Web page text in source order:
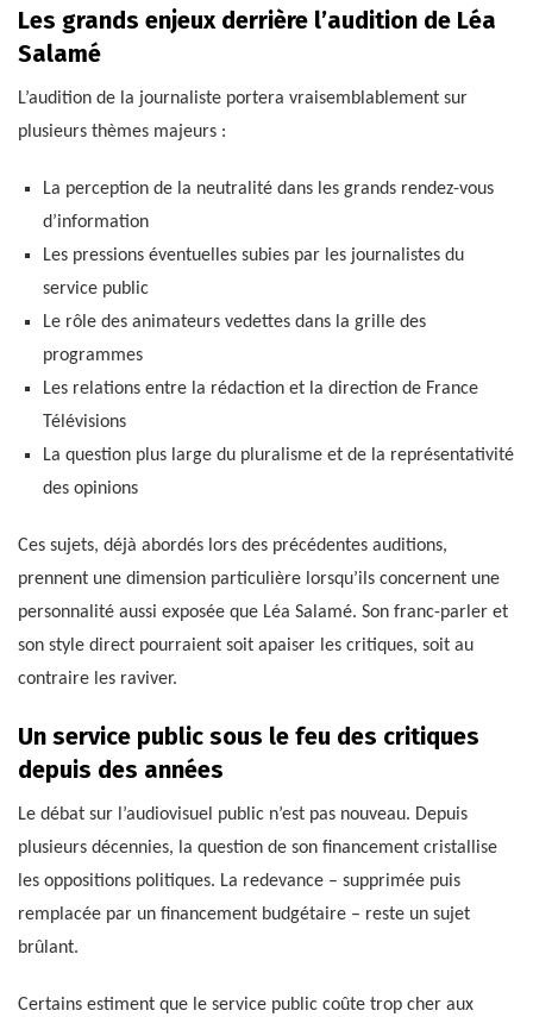
Les grands enjeux derrière l’audition de Léa
Salamé
L’audition de la journaliste portera vraisemblablement sur
plusieurs thèmes majeurs :
La perception de la neutralité dans les grands rendez-vous
d’information
Les pressions éventuelles subies par les journalistes du
service public
Le rôle des animateurs vedettes dans la grille des
programmes
Les relations entre la rédaction et la direction de France
Télévisions
La question plus large du pluralisme et de la représentativité
des opinions
Ces sujets, déjà abordés lors des précédentes auditions,
prennent une dimension particulière lorsqu’ils concernent une
personnalité aussi exposée que Léa Salamé. Son franc-parler et
son style direct pourraient soit apaiser les critiques, soit au
contraire les raviver.
Un service public sous le feu des critiques
depuis des années
Le débat sur l’audiovisuel public n’est pas nouveau. Depuis
plusieurs décennies, la question de son financement cristallise
les oppositions politiques. La redevance – supprimée puis
remplacée par un financement budgétaire – reste un sujet
brûlant.
Certains estiment que le service public coûte trop cher aux